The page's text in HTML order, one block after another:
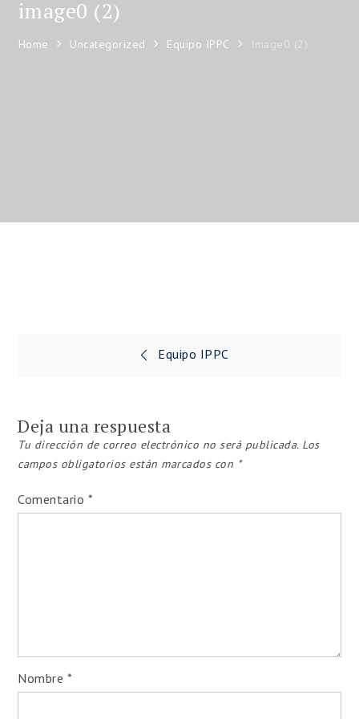
image0 (2)
Home Uncategorized Equipo IPPC Image0 (2)
Navegación
entradas
Equipo IPPC
Deja una respuesta
Tu dirección de correo electrónico no será publicada. Los
campos obligatorios están marcados con *
Comentario *
Nombre *